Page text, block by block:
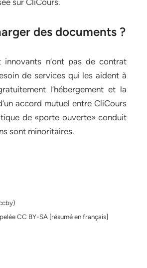
sur CliCours.
des documents ?
n’ont pas de contrat
de services qui les aident à
l’hébergement et la
accord mutuel entre CliCours
de «porte ouverte» conduit
sont minoritaires.
CC BY-SA [résumé en français]